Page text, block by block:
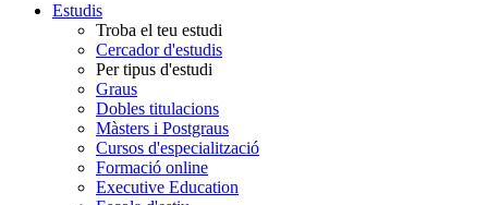
Estudis
Troba el teu estudi
Cercador d'estudis
Per tipus d'estudi
Graus
Dobles titulacions
Màsters i Postgraus
Cursos d'especialització
Formació online
Executive Education